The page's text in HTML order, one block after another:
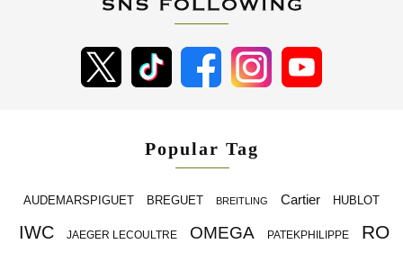
Popular Tag
AUDEMARSPIGUET BREGUET BREITLING Cartier HUBLOT
IWC JAEGER LECOULTRE OMEGA PATEKPHILIPPE
RO